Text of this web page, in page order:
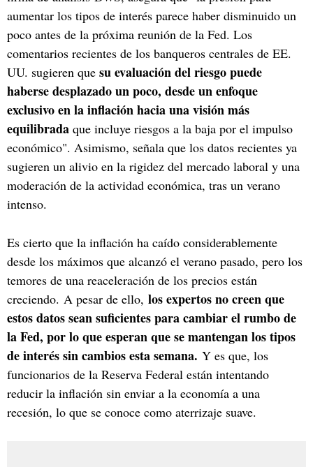
aumentar los tipos de interés parece haber disminuido un
poco antes de la próxima reunión de la Fed. Los
comentarios recientes de los banqueros centrales de EE.
UU. sugieren que su evaluación del riesgo puede
haberse desplazado un poco, desde un enfoque
exclusivo en la inflación hacia una visión más
equilibrada que incluye riesgos a la baja por el impulso
económico". Asimismo, señala que los datos recientes ya
sugieren un alivio en la rigidez del mercado laboral y una
moderación de la actividad económica, tras un verano
intenso.​
Es cierto que la inflación ha caído considerablemente
desde los máximos que alcanzó el verano pasado, pero los
temores de una reaceleración de los precios están
creciendo. A pesar de ello, los expertos no creen que
estos datos sean suficientes para cambiar el rumbo de
la Fed, por lo que esperan que se mantengan los tipos
de interés sin cambios esta semana. Y es que, los
funcionarios de la Reserva Federal están intentando
reducir la inflación sin enviar a la economía a una
recesión, lo que se conoce como aterrizaje suave.